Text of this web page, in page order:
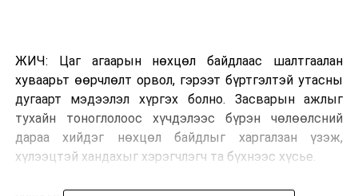
ЖИЧ: Цаг агаарын нөхцөл байдлаас шалтгаалан
хуваарьт өөрчлөлт орвол, гэрээт бүртгэлтэй утасны
дугаарт мэдээлэл хүргэх болно. Засварын ажлыг
тухайн тоноглолоос хүчдэлээс бүрэн чөлөөлсний
дараа хийдэг нөхцөл байдлыг харгалзан үзэж,
хүлээцтэй хандахыг хэрэгчлэгч та бүхнээс хүсье.